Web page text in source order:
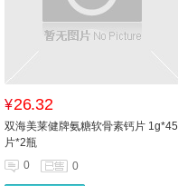
¥26.32
双海美莱健牌氨糖软骨素钙片 1g*45
片*2瓶
0
0